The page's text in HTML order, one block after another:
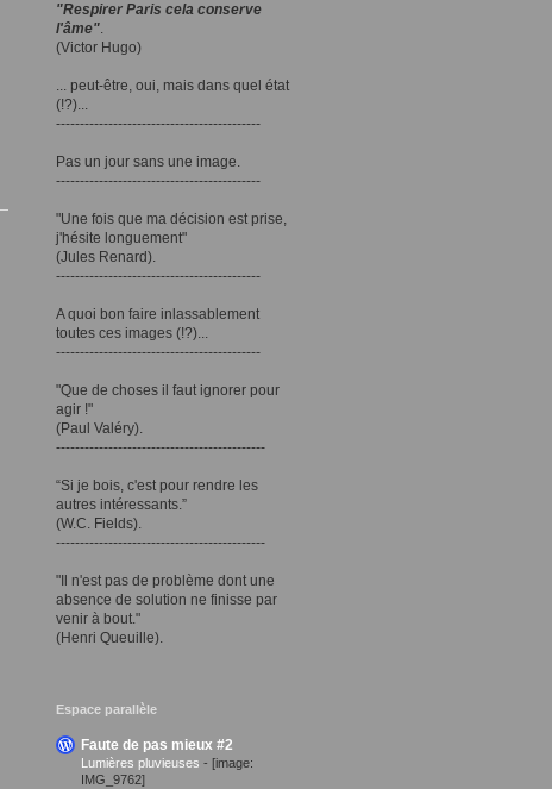
"Respirer Paris cela conserve
l'âme".
(Victor Hugo)
... peut-être, oui, mais dans quel état
(!?)...
-------------------------------------------
Pas un jour sans une image.
-------------------------------------------
"Une fois que ma décision est prise,
j'hésite longuement"
(Jules Renard).
-------------------------------------------
A quoi bon faire inlassablement
toutes ces images (!?)...
-------------------------------------------
"Que de choses il faut ignorer pour
agir !"
(Paul Valéry).
--------------------------------------------
“Si je bois, c'est pour rendre les
autres intéressants.”
(W.C. Fields).
--------------------------------------------
"Il n'est pas de problème dont une
absence de solution ne finisse par
venir à bout."
(Henri Queuille).
Espace parallèle
Faute de pas mieux #2
Lumières pluvieuses - [image:
IMG_9762]